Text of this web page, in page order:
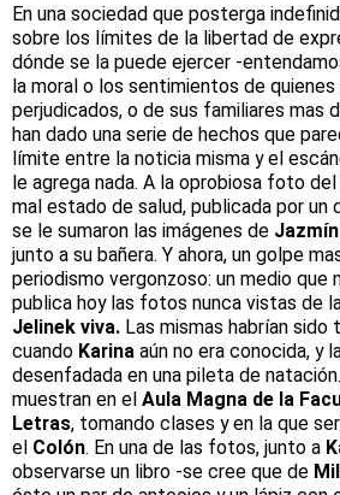
En una sociedad que posterga
sobre los límites de la libertad de
dónde se la puede ejercer -
la moral o los sentimientos de quienes
perjudicados, o de sus familiares mas
han dado una serie de hechos que
límite entre la noticia misma y el
le agrega nada. A la oprobiosa foto del
mal estado de salud, publicada por un
se le sumaron las imágenes de
junto a su bañera. Y ahora, un golpe
periodismo vergonzoso: un medio que
publica hoy las fotos nunca vistas de
Jelinek viva. Las mismas habrían
cuando Karina aún no era conocida, y
desenfadada en una pileta de
muestran en el Aula Magna de la
Letras, tomando clases y en la que
el Colón. En una de las fotos, junto a
observarse un libro -se cree que de